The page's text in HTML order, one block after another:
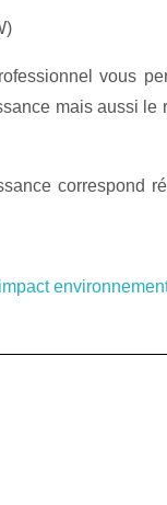
vous
mais aussi le
correspond